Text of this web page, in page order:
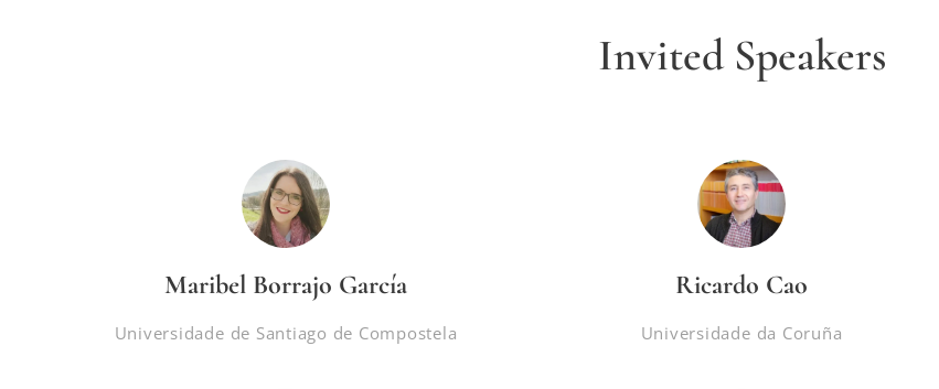
Invited Speakers
Maribel Borrajo García
Universidade de Santiago de Compostela
Ricardo Cao
Universidade da Coruña